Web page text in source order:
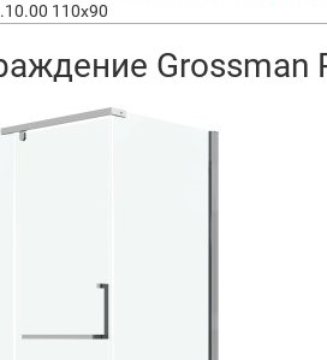
110x90
Grossman